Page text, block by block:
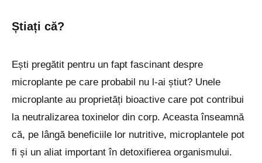
Știați că?
Ești pregătit pentru un fapt fascinant despre
microplante pe care probabil nu l-ai știut? Unele
microplante au proprietăți bioactive care pot contribui
la neutralizarea toxinelor din corp. Aceasta înseamnă
că, pe lângă beneficiile lor nutritive, microplantele pot
fi și un aliat important în detoxifierea organismului.